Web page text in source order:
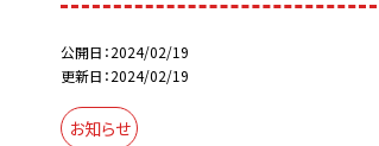
公開日 2024/02/19
更新日 2024/02/19
お知らせ